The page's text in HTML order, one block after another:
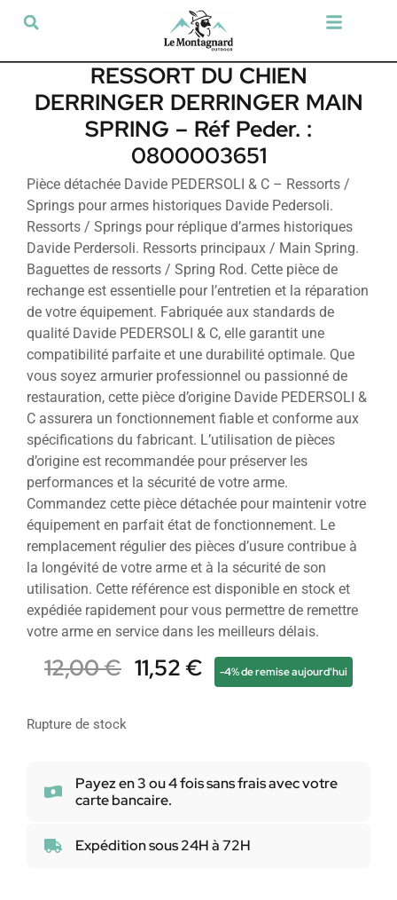
RESSORT DU CHIEN
DERRINGER DERRINGER MAIN
SPRING – Réf Peder. :
0800003651
Pièce détachée Davide PEDERSOLI & C – Ressorts /
Springs pour armes historiques Davide Pedersoli.
Ressorts / Springs pour réplique d’armes historiques
Davide Perdersoli. Ressorts principaux / Main Spring.
Baguettes de ressorts / Spring Rod. Cette pièce de
rechange est essentielle pour l’entretien et la réparation
de votre équipement. Fabriquée aux standards de
qualité Davide PEDERSOLI & C, elle garantit une
compatibilité parfaite et une durabilité optimale. Que
vous soyez armurier professionnel ou passionné de
restauration, cette pièce d’origine Davide PEDERSOLI &
C assurera un fonctionnement fiable et conforme aux
spécifications du fabricant. L’utilisation de pièces
d’origine est recommandée pour préserver les
performances et la sécurité de votre arme.
Commandez cette pièce détachée pour maintenir votre
équipement en parfait état de fonctionnement. Le
remplacement régulier des pièces d’usure contribue à
la longévité de votre arme et à la sécurité de son
utilisation. Cette référence est disponible en stock et
expédiée rapidement pour vous permettre de remettre
votre arme en service dans les meilleurs délais.
12,00€ 11,52€ -4% de remise aujourd'hui
Rupture de stock
Payez en 3 ou 4 fois sans frais avec votre
carte bancaire.
Expédition sous 24H à 72H